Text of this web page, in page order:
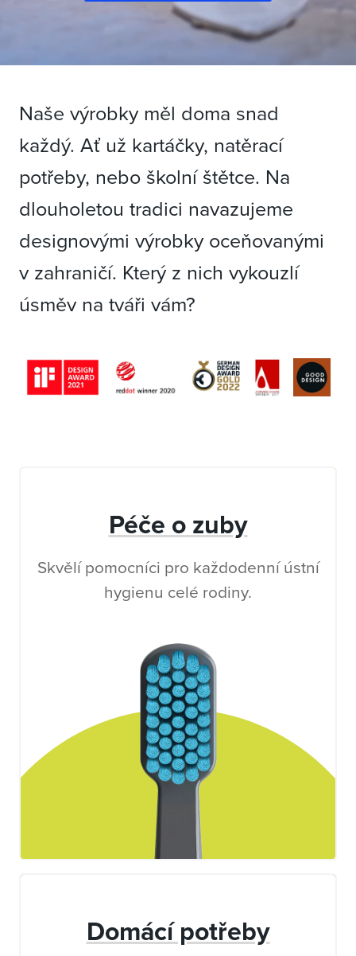
Naše výrobky měl doma snad
každý. Ať už kartáčky, natěrací
potřeby, nebo školní štětce. Na
dlouholetou tradici navazujeme
designovými výrobky oceňovanými
v zahraničí. Který z nich vykouzlí
úsměv na tváři vám?
Péče o zuby
Skvělí pomocníci pro každodenní ústní
hygienu celé rodiny.
Domácí potřeby